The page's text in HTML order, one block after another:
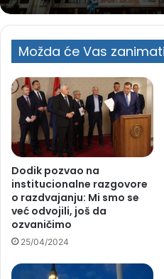
Možda će Vas
Dodik pozvao na
institucionalne razgovore
o razdvajanju: Mi smo se
već odvojili, još da
ozvaničimo
25/04/2024